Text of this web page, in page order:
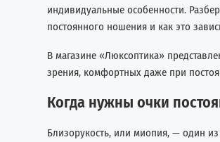
индивидуальные особенности.
постоянного ношения и как это
В магазине «Люксоптика»
зрения, комфортных даже при
Когда нужны очки
Близорукость, или миопия, — один